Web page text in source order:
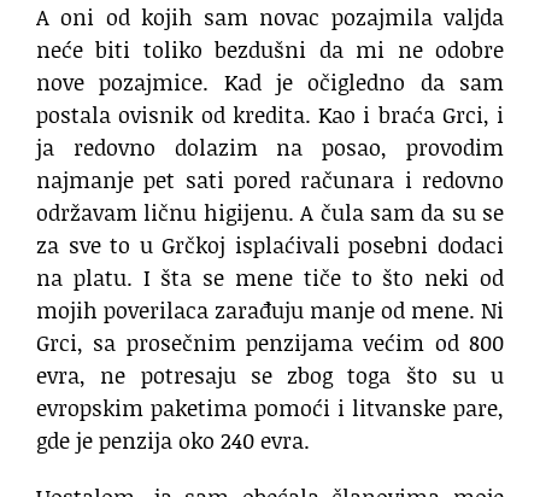
A oni od kojih sam novac pozajmila valjda
neće biti toliko bezdušni da mi ne odobre
nove pozajmice. Kad je očigledno da sam
postala ovisnik od kredita. Kao i braća Grci, i
ja redovno dolazim na posao, provodim
najmanje pet sati pored računara i redovno
održavam ličnu higijenu. A čula sam da su se
za sve to u Grčkoj isplaćivali posebni dodaci
na platu. I šta se mene tiče to što neki od
mojih poverilaca zarađuju manje od mene. Ni
Grci, sa prosečnim penzijama većim od 800
evra, ne potresaju se zbog toga što su u
evropskim paketima pomoći i litvanske pare,
gde je penzija oko 240 evra.